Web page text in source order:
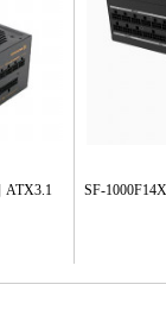
ATX3.1
SF-